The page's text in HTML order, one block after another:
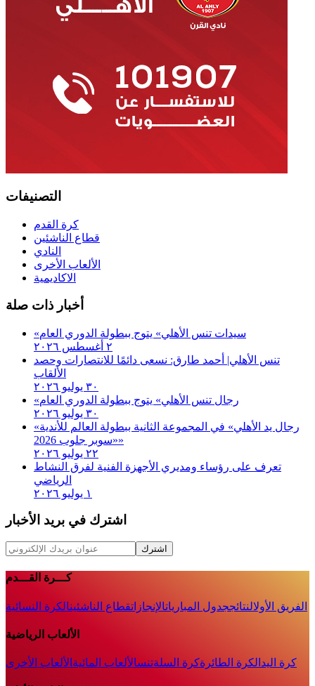
التصنيفات
كرة القدم
قطاع الناشئين
النادي
الألعاب الأخرى
الاكاديمية
أخبار ذات صلة
«سيدات تنس الأهلي» يتوج ببطولة الدوري العام
٢ أغسطس ٢٠٢٦
تنس الأهلي| أحمد طارق: نسعى دائمًا للانتصارات وحصد
الألقاب
٣٠ يوليو ٢٠٢٦
«رجال تنس الأهلي» يتوج ببطولة الدوري العام
٣٠ يوليو ٢٠٢٦
«رجال يد الأهلي» في المجموعة الثانية ببطولة العالم للأندية
«سوبر جلوب 2026»
٢٢ يوليو ٢٠٢٦
تعرف على رؤساء ومديري الأجهزة الفنية لفرق النشاط
الرياضي
١ يوليو ٢٠٢٦
اشترك في بريد الأخبار
اشترك
كـــرة القـــدم
الفريق الأولالنتائججدول المبارياتالإنجازاتقطاع الناشئينالكرة النسائية
الألعاب الرياضية
كرة اليد الكرة الطائرةكرة السلةتنسالألعاب المائية الألعاب الأخرى